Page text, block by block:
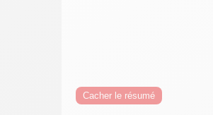
Cacher le résumé